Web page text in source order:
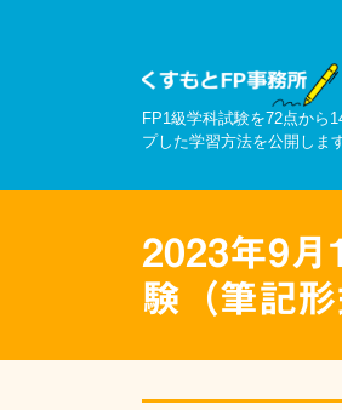
FP1級学科試験を72点から
プした学習方法を公開します
2023年9
験（筆記